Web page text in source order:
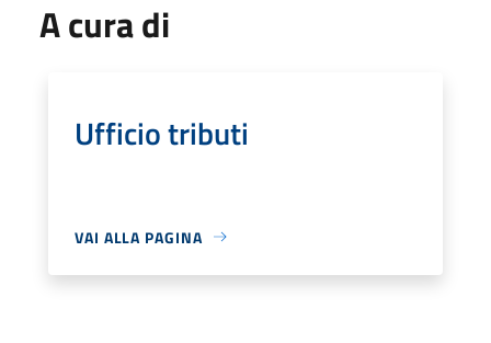
A cura di
Ufficio tributi
VAI ALLA PAGINA